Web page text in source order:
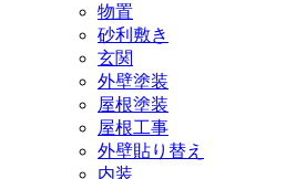
物置
砂利敷き
玄関
外壁塗装
屋根塗装
屋根工事
外壁貼り替え
内装